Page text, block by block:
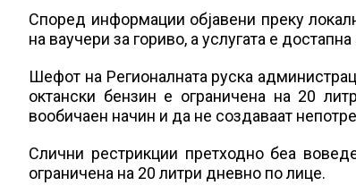
Според информации објавени преку
на ваучери за гориво, а услугата е
Шефот на Регионалната руска
октански бензин е ограничена на 20
вообичаен начин и да не создаваат
Слични рестрикции претходно беа
ограничена на 20 литри дневно по лице.